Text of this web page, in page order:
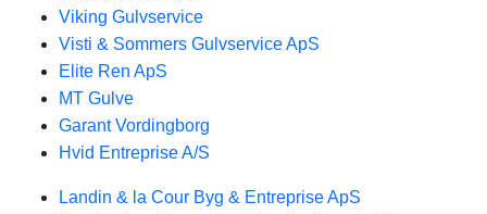
Viking Gulvservice
Visti & Sommers Gulvservice ApS
Elite Ren ApS
MT Gulve
Garant Vordingborg
Hvid Entreprise A/S
Landin & la Cour Byg & Entreprise ApS